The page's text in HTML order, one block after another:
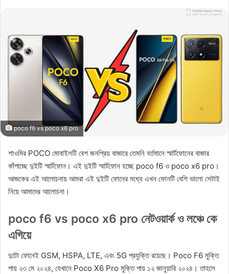
poco f6 vs poco x6 pro
শাওমির POCO মোবাইলটি বেশ জনপ্রিয় বাজারে তেমনি বর্তমানে স্মার্টফোনের বাজার
কাঁপাচ্ছে দুইটি স্মার্টফোন। এই দুইটি স্মার্টফোন হচ্ছে poco f6 ও poco x6 pro।
আজকের এই আলোচনায় আমরা এই দুইটি ফোনের মধ্যে এখন ফোনটি বেশি ভালো সেটাই
নিয়ে আমাদের আলোচনা।
poco f6 vs poco x6 pro নেটওয়ার্ক ও লঞ্চে কে
এগিয়ে
দুটো ফোনেই GSM, HSPA, LTE, এবং 5G প্রযুক্তি রয়েছে। Poco F6 মুক্তি
পায় ২৩ মে ২০২৪, যেখানে Poco X6 Pro মুক্তি পায় ১২ জানুয়ারি ২০২৪। তাহলে